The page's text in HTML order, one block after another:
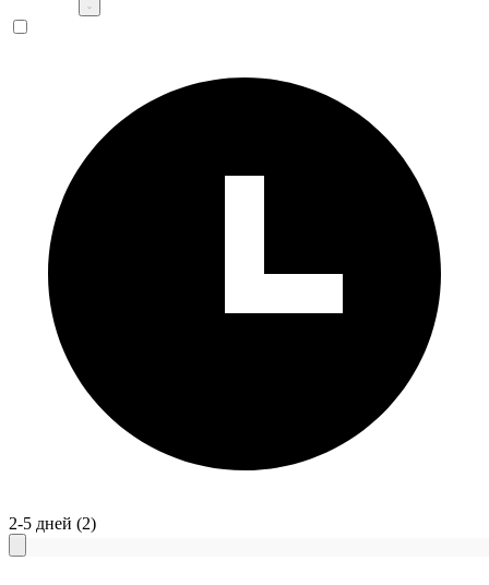
2-5 дней (2)